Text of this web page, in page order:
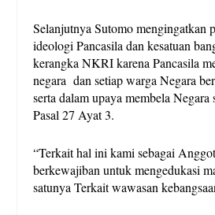
Selanjutnya Sutomo mengingatkan
ideologi Pancasila dan kesatuan
kerangka NKRI karena Pancasila
negara dan setiap warga Negara
serta dalam upaya membela
Pasal 27 Ayat 3.
“Terkait hal ini kami sebagai
berkewajiban untuk mengedukasi
satunya Terkait wawasan